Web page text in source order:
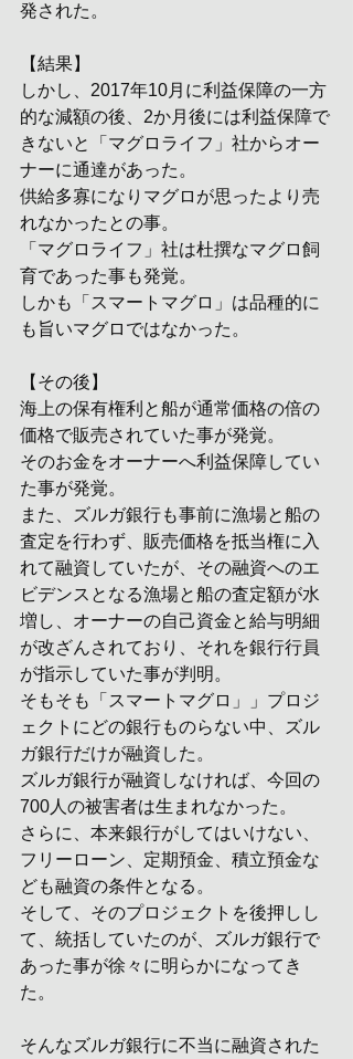
発された。
【結果】
しかし、2017年10月に利益保障の一方
的な減額の後、2か月後には利益保障で
きないと「マグロライフ」社からオー
ナーに通達があった。
供給多寡になりマグロが思ったより売
れなかったとの事。
「マグロライフ」社は杜撰なマグロ飼
育であった事も発覚。
しかも「スマートマグロ」は品種的に
も旨いマグロではなかった。
【その後】
海上の保有権利と船が通常価格の倍の
価格で販売されていた事が発覚。
そのお金をオーナーへ利益保障してい
た事が発覚。
また、ズルガ銀行も事前に漁場と船の
査定を行わず、販売価格を抵当権に入
れて融資していたが、その融資へのエ
ビデンスとなる漁場と船の査定額が水
増し、オーナーの自己資金と給与明細
が改ざんされており、それを銀行行員
が指示していた事が判明。
そもそも「スマートマグロ」」プロジ
ェクトにどの銀行ものらない中、ズル
ガ銀行だけが融資した。
ズルガ銀行が融資しなければ、今回の
700人の被害者は生まれなかった。
さらに、本来銀行がしてはいけない、
フリーローン、定期預金、積立預金な
ども融資の条件となる。
そして、そのプロジェクトを後押しし
て、統括していたのが、ズルガ銀行で
あった事が徐々に明らかになってき
た。
そんなズルガ銀行に不当に融資された